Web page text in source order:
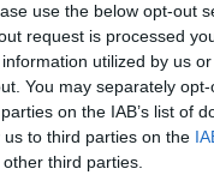
use the below opt-out
request is processed
utilized by us
You may separately
on the IAB’s list of
to third parties on the
third parties.
Perczel Mór
István
teljesítményű, a
egy összesen